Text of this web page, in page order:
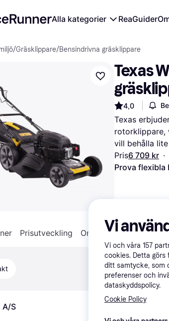
Alla kategorier ReaGuider
/Gräsklippare/Bensindrivna gräsklippare
Texas
4,0
Texas
rotorklippare,
vill behålla
Pris6 709 kr ·
Prova flexibla
Prisutveckling Om produkten
A/S
Vi
Vi och våra 157
cookies. Detta görs
ditt samtycke, som
preferenser och
dataskyddspolicy.
Cookie Policy